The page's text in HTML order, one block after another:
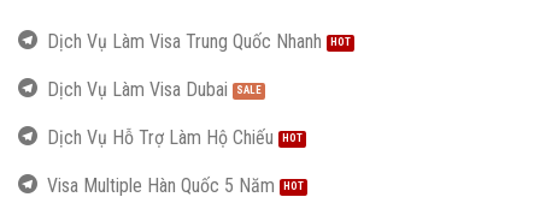
Dịch Vụ Làm Visa Trung Quốc Nhanh
Dịch Vụ Làm Visa Dubai
Dịch Vụ Hỗ Trợ Làm Hộ Chiếu
Visa Multiple Hàn Quốc 5 Năm